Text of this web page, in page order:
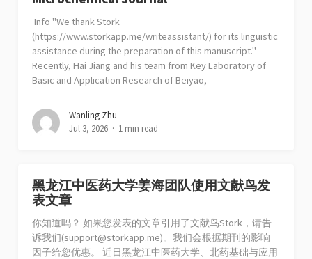
Info "We thank Stork
(https://www.storkapp.me/writeassistant/) for its linguistic
assistance during the preparation of this manuscript."
Recently, Hai Jiang and his team from Key Laboratory of
Basic and Application Research of Beiyao,
Wanling Zhu
Jul 3, 2026
1 min read
黑龙江中医药大学姜海团队使用文献鸟发
表文章
你知道吗？ 如果您发表的文章引用了文献鸟Stork，请告
诉我们(support@storkapp.me)。我们会根据期刊的影响
因子给您优惠。 近日黑龙江中医药大学、北药基础与应用